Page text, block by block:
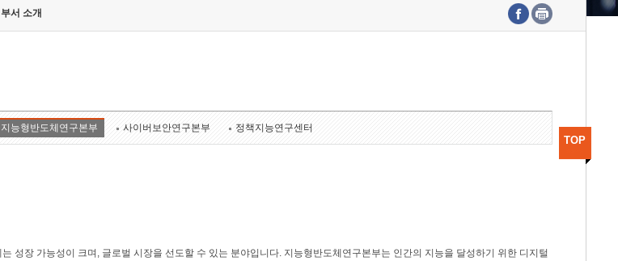
기획본부
부서 소개
지능형반도체연구본부 사이버보안연구본부 정책지능연구센터
는 성장 가능성이 크며, 글로벌 시장을 선도할 수 있는 분야입니다. 지능형반도체연구본부는 인간의 지능을 달성하기 위한 디지털
TOP